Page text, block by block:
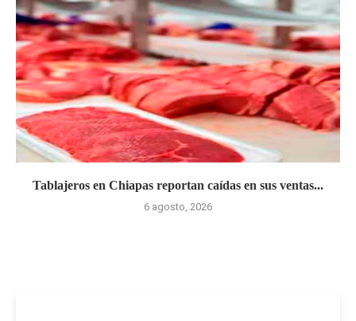
Tablajeros en Chiapas reportan caídas en sus ventas...
6 agosto, 2026